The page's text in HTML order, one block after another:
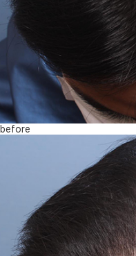
before